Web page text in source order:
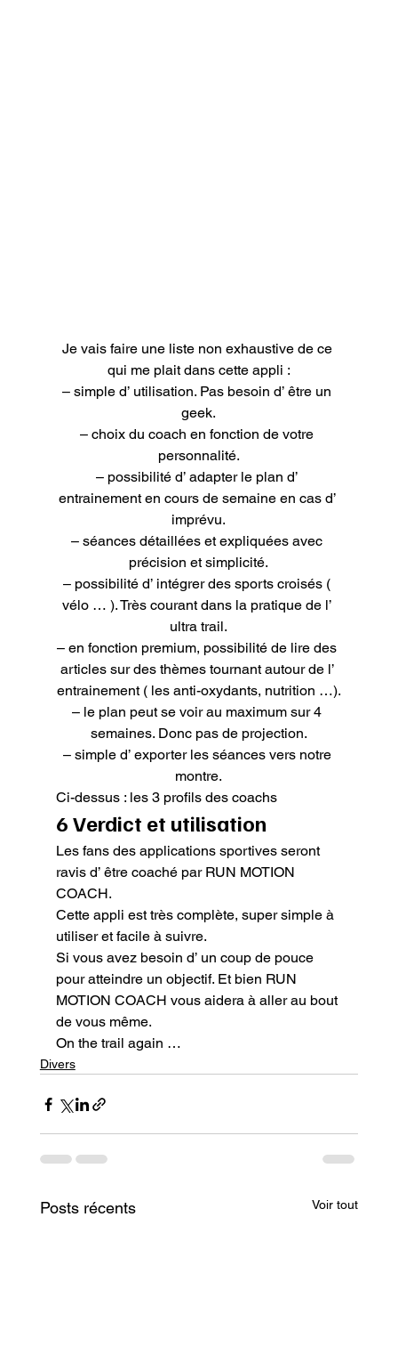
Je vais faire une liste non exhaustive de ce
qui me plait dans cette appli :
– simple d’ utilisation. Pas besoin d’ être un
geek.
– choix du coach en fonction de votre
personnalité.
– possibilité d’ adapter le plan d’
entrainement en cours de semaine en cas d’
imprévu.
– séances détaillées et expliquées avec
précision et simplicité.
– possibilité d’ intégrer des sports croisés (
vélo … ). Très courant dans la pratique de l’
ultra trail.
– en fonction premium, possibilité de lire des
articles sur des thèmes tournant autour de l’
entrainement ( les anti-oxydants, nutrition …).
– le plan peut se voir au maximum sur 4
semaines. Donc pas de projection.
– simple d’ exporter les séances vers notre
montre.
Ci-dessus : les 3 profils des coachs
6 Verdict et utilisation
Les fans des applications sportives seront
ravis d’ être coaché par RUN MOTION
COACH.
Cette appli est très complète, super simple à
utiliser et facile à suivre.
Si vous avez besoin d’ un coup de pouce
pour atteindre un objectif. Et bien RUN
MOTION COACH vous aidera à aller au bout
de vous même.
On the trail again …
Divers
Posts récents Voir tout